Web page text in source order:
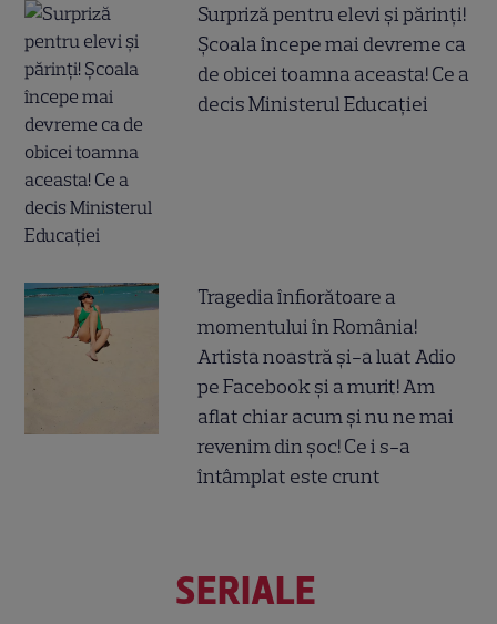
Surpriză pentru elevi și părinți!
Școala începe mai devreme ca
de obicei toamna aceasta! Ce a
decis Ministerul Educației
Tragedia înfiorătoare a
momentului în România!
Artista noastră și-a luat Adio
pe Facebook și a murit! Am
aflat chiar acum și nu ne mai
revenim din șoc! Ce i s-a
întâmplat este crunt
SERIALE